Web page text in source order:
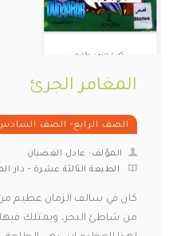
المغامر الجرئ
الصف الرابع- الصف
المؤلف: عادل الغضبان
الطبعة الثالثة عشرة - دار
كان في سالف الزمان عظيم
من شاطئ البحر، ويمتلك فيها